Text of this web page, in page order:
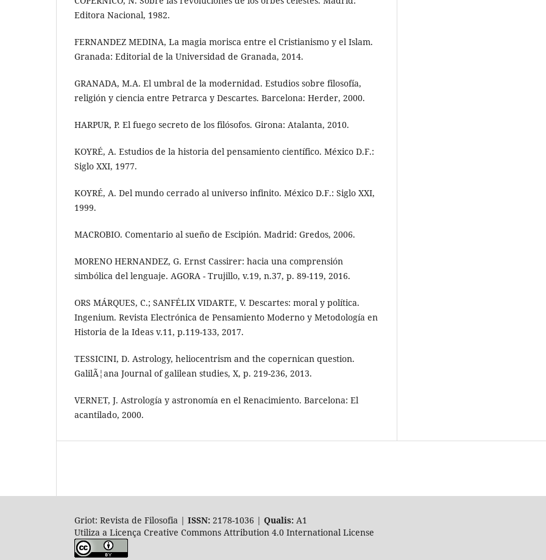
Editora Nacional, 1982.
FERNANDEZ MEDINA, La magia morisca entre el Cristianismo y el Islam.
Granada: Editorial de la Universidad de Granada, 2014.
GRANADA, M.A. El umbral de la modernidad. Estudios sobre filosofía,
religión y ciencia entre Petrarca y Descartes. Barcelona: Herder, 2000.
HARPUR, P. El fuego secreto de los filósofos. Girona: Atalanta, 2010.
KOYRÉ, A. Estudios de la historia del pensamiento científico. México D.F.:
Siglo XXI, 1977.
KOYRÉ, A. Del mundo cerrado al universo infinito. México D.F.: Siglo XXI,
1999.
MACROBIO. Comentario al sueño de Escipión. Madrid: Gredos, 2006.
MORENO HERNANDEZ, G. Ernst Cassirer: hacia una comprensión
simbólica del lenguaje. AGORA - Trujillo, v.19, n.37, p. 89-119, 2016.
ORS MÁRQUES, C.; SANFÉLIX VIDARTE, V. Descartes: moral y política.
Ingenium. Revista Electrónica de Pensamiento Moderno y Metodología en
Historia de la Ideas v.11, p.119-133, 2017.
TESSICINI, D. Astrology, heliocentrism and the copernican question.
GalilÃ¦ana Journal of galilean studies, X, p. 219-236, 2013.
VERNET, J. Astrología y astronomía en el Renacimiento. Barcelona: El
acantilado, 2000.
Griot: Revista de Filosofia | ISSN: 2178-1036 | Qualis:
Utiliza a Licença Creative Commons Attribution 4.0 International License